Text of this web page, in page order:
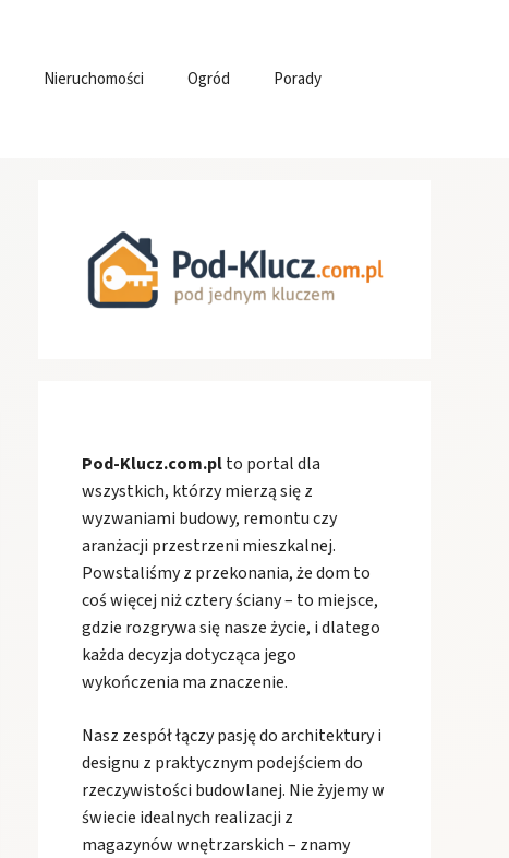
Nieruchomości Ogród Porady
Pod-Klucz.com.plto portal dla
wszystkich, którzy mierzą się z
wyzwaniami budowy, remontu czy
aranżacji przestrzeni mieszkalnej.
Powstaliśmy z przekonania, że dom to
coś więcej niż cztery ściany – to miejsce,
gdzie rozgrywa się nasze życie, i dlatego
każda decyzja dotycząca jego
wykończenia ma znaczenie.
Nasz zespół łączy pasję do architektury i
designu z praktycznym podejściem do
rzeczywistości budowlanej. Nie żyjemy w
świecie idealnych realizacji z
magazynów wnętrzarskich – znamy